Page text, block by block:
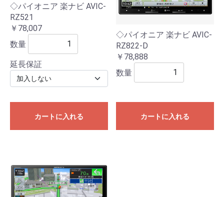
◇パイオニア 楽ナビ AVIC-
RZ521
￥78,007
数量
延長保証
カートに入れる
◇パイオニア 楽ナビ AVIC-
RZ822-D
￥78,888
数量
カートに入れる